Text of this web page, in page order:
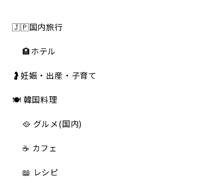
🇯🇵国内旅行
🏨ホテル
🤰妊娠・出産・子育て
🍽 韓国料理
🥘 グルメ(国内)
☕️ カフェ
📖 レシピ